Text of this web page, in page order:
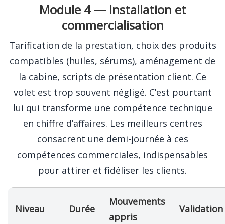
Module 4 — Installation et
commercialisation
Tarification de la prestation, choix des produits
compatibles (huiles, sérums), aménagement de
la cabine, scripts de présentation client. Ce
volet est trop souvent négligé. C’est pourtant
lui qui transforme une compétence technique
en chiffre d’affaires. Les meilleurs centres
consacrent une demi-journée à ces
compétences commerciales, indispensables
pour attirer et fidéliser les clients.
Niveau Durée
Mouvements
appris
Validation